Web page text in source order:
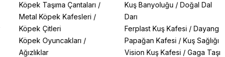
Köpek Taşıma Çantaları /
Metal Köpek Kafesleri /
Köpek Çitleri
Köpek Oyuncakları /
Ağızlıklar
Kuş Banyoluğu / Doğal Dal
Darı
Ferplast Kuş Kafesi / Dayang
Papağan Kafesi / Kuş Sağlığı
Vision Kuş Kafesi / Gaga Taşı